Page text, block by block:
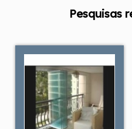
Pesquisas